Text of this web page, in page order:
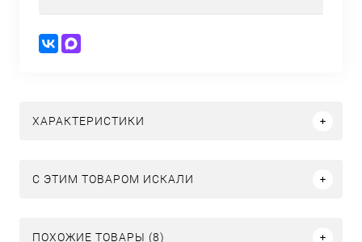
ХАРАКТЕРИСТИКИ
C ЭТИМ ТОВАРОМ ИСКАЛИ
ПОХОЖИЕ ТОВАРЫ (8)